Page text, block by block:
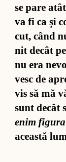
se pare
va fi ca și
cut, când
nit de­cât
nu era
vesc de
vis să mă
sunt de­cât
enim
această